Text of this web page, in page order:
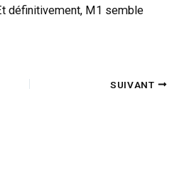
définitivement, M1 semble
SUIVANT